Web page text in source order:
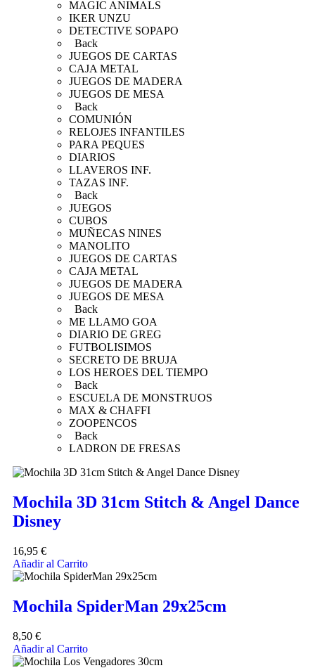
MAGIC ANIMALS
IKER UNZU
DETECTIVE SOPAPO
Back
JUEGOS DE CARTAS
CAJA METAL
JUEGOS DE MADERA
JUEGOS DE MESA
Back
COMUNIÓN
RELOJES INFANTILES
PARA PEQUES
DIARIOS
LLAVEROS INF.
TAZAS INF.
Back
JUEGOS
CUBOS
MUÑECAS NINES
MANOLITO
JUEGOS DE CARTAS
CAJA METAL
JUEGOS DE MADERA
JUEGOS DE MESA
Back
ME LLAMO GOA
DIARIO DE GREG
FUTBOLISIMOS
SECRETO DE BRUJA
LOS HEROES DEL TIEMPO
Back
ESCUELA DE MONSTRUOS
MAX & CHAFFI
ZOOPENCOS
Back
LADRON DE FRESAS
Mochila 3D 31cm Stitch & Angel Dance
Disney
16,95 €
Añadir al Carrito
Mochila SpiderMan 29x25cm
8,50 €
Añadir al Carrito